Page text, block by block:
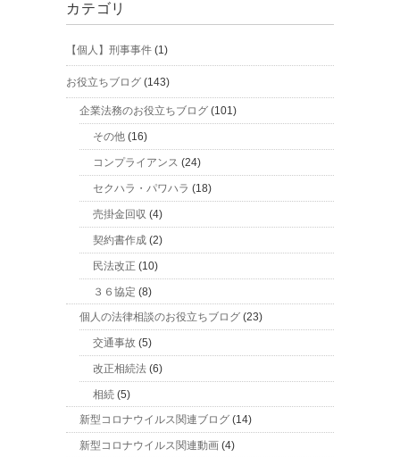
カテゴリ
【個人】刑事事件 (1)
お役立ちブログ (143)
企業法務のお役立ちブログ (101)
その他 (16)
コンプライアンス (24)
セクハラ・パワハラ (18)
売掛金回収 (4)
契約書作成 (2)
民法改正 (10)
３６協定 (8)
個人の法律相談のお役立ちブログ (23)
交通事故 (5)
改正相続法 (6)
相続 (5)
新型コロナウイルス関連ブログ (14)
新型コロナウイルス関連動画 (4)